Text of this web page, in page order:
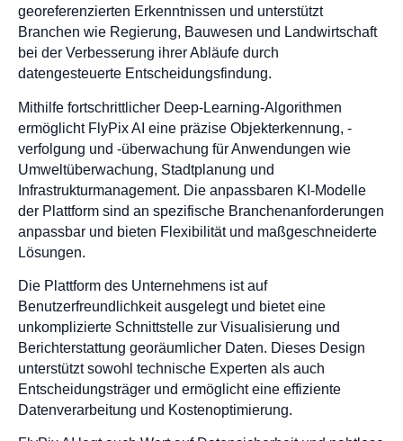
georeferenzierten Erkenntnissen und unterstützt
Branchen wie Regierung, Bauwesen und Landwirtschaft
bei der Verbesserung ihrer Abläufe durch
datengesteuerte Entscheidungsfindung.
Mithilfe fortschrittlicher Deep-Learning-Algorithmen
ermöglicht FlyPix AI eine präzise Objekterkennung, -
verfolgung und -überwachung für Anwendungen wie
Umweltüberwachung, Stadtplanung und
Infrastrukturmanagement. Die anpassbaren KI-Modelle
der Plattform sind an spezifische Branchenanforderungen
anpassbar und bieten Flexibilität und maßgeschneiderte
Lösungen.
Die Plattform des Unternehmens ist auf
Benutzerfreundlichkeit ausgelegt und bietet eine
unkomplizierte Schnittstelle zur Visualisierung und
Berichterstattung georäumlicher Daten. Dieses Design
unterstützt sowohl technische Experten als auch
Entscheidungsträger und ermöglicht eine effiziente
Datenverarbeitung und Kostenoptimierung.